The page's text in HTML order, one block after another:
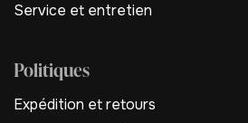
Service et entretien
Politiques
Expédition et retours